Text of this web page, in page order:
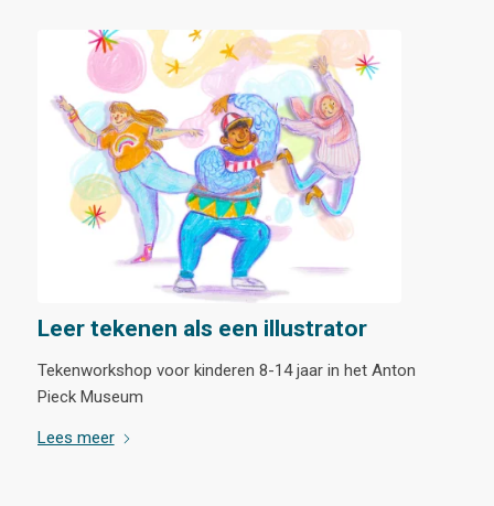
Leer tekenen als een illustrator
Tekenworkshop voor kinderen 8-14 jaar in het Anton
Pieck Museum
Lees meer